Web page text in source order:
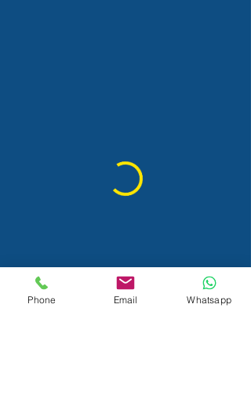
Phone Email Whatsapp